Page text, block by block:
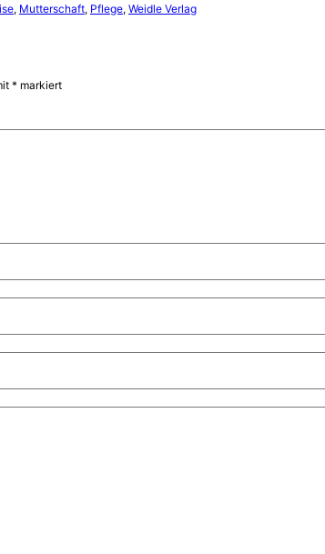
, Mutterschaft, Pflege, Weidle Verlag
* markiert